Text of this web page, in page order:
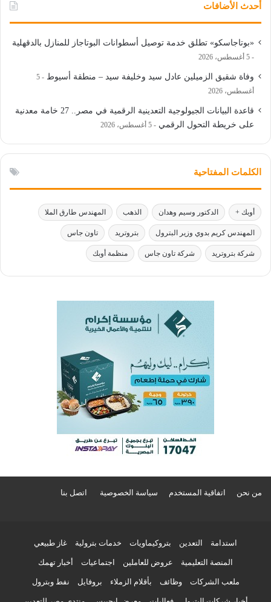
أحدث الأضافات
«بوتاجاسكو» تطلق خدمة توصيل أسطوانات البوتاجاز للمنازل بالدقهلية
5 أغسطس، 2026
وفاة شقيق الزميلين عادل سيد وخليفة سيد – منطقة أسيوط
5
أغسطس، 2026
قاعدة البيانات الجيولوجية التعدينية الرقمية في مصر.. 27 خامة معدنية
على خريطة التحول الرقمي
5 أغسطس، 2026
الكلمات المفتاحية
أوبك + الدكتور وسيم وهدان الذهب المهندس طارق الملا
المهندس كريم بدوي وزير البترول بتروتريد تاون جاس
شركة بتروتريد شركة تاون جاس منظمة أوبك
من نحن اتفاقية المستخدم سياسة الخصوصية اتصل بنا
استدامة التعدين بتروكيماويات خدمات بترولية غاز طبيعي
المنصة التعليمية عروض للعاملين اجتماعيات أخبار تهمك
ملعب الشركات وظائف بأقلام الزملاء بروفايل نفط وبترول